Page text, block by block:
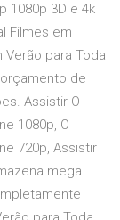
1080p 3D e 4k
Filmes em
para Toda
de
Assistir O
1080p, O
720p, Assistir
mega